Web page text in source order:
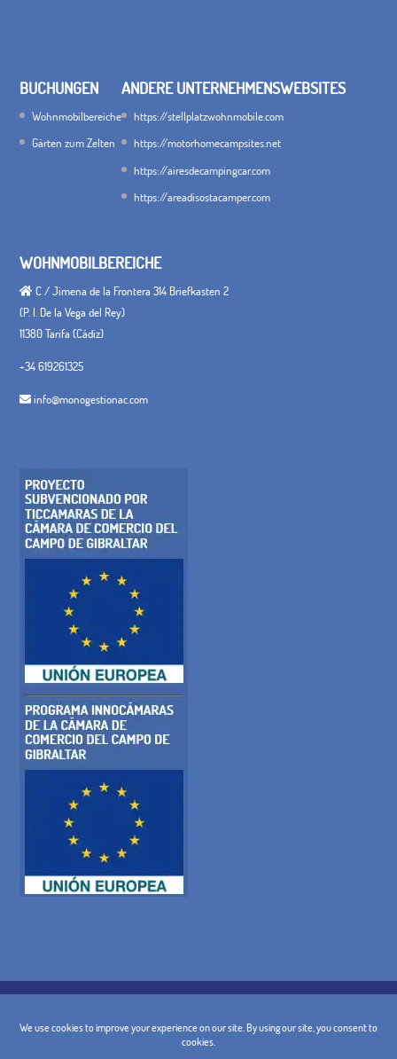
BUCHUNGEN
Wohnmobilbereiche
Gärten zum Zelten
ANDERE UNTERNEHMENSWEBSITES
https://stellplatzwohnmobile.com
https://motorhomecampsites.net
https://airesdecampingcar.com
https://areadisostacamper.com
WOHNMOBILBEREICHE
C / Jimena de la Frontera 314 Briefkasten 2
(P. I. De la Vega del Rey)
11380 Tarifa (Cádiz)
+34 619261325
info@monogestionac.com
RECHTLICHE WARNUNG
ALLGEMEINE BEDINGUNGEN
STORNIERUNGSBEDINGUNGEN